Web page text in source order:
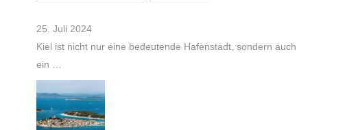
25. Juli 2024
Kiel ist nicht nur eine bedeutende Hafenstadt, sondern auch
ein …